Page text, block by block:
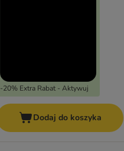
-20% Extra Rabat - Aktywuj
Dodaj do koszyka